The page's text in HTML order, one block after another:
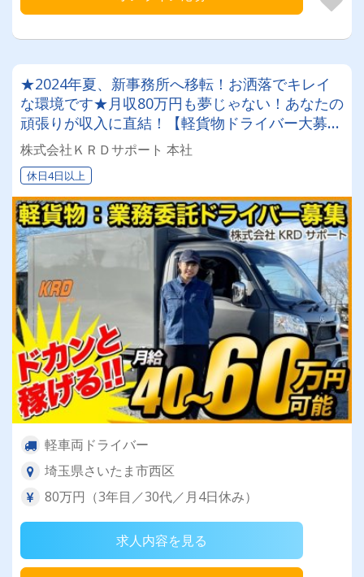
★2024年夏、新事務所へ移転！お洒落でキレイ
な環境です★月収80万円も夢じゃない！あなたの
頑張りが収入に直結！【軽貨物ドライバー大募
集！】普通免許があれば応募OK！車両レンタル
｜ガソリンカード｜前払い｜給与最低保証手厚い
サポートが充実◎女性ドライバーも積極採用中！
株式会社ＫＲＤサポート 本社
休日4日以上
軽車両ドライバー
埼玉県さいたま市西区
80万円（3年目／30代／月4日休み）
求人内容を見る